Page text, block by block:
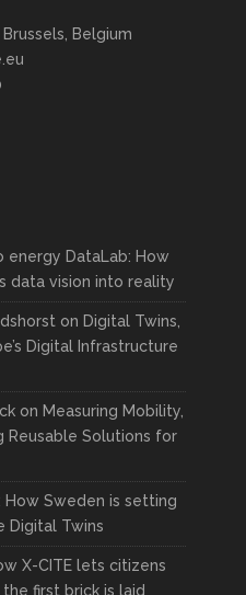
Belgium
energy DataLab: How
data vision into reality
on Digital Twins,
Digital Infrastructure
on Measuring Mobility,
Reusable Solutions for
Sweden is setting
Digital Twins
X-CITE lets citizens
first brick is laid